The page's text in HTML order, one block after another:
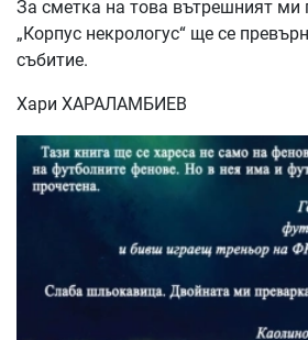
За сметка на това вътрешният ми
„Корпус некрологус“ ще се
събитие.
Хари ХАРАЛАМБИЕВ